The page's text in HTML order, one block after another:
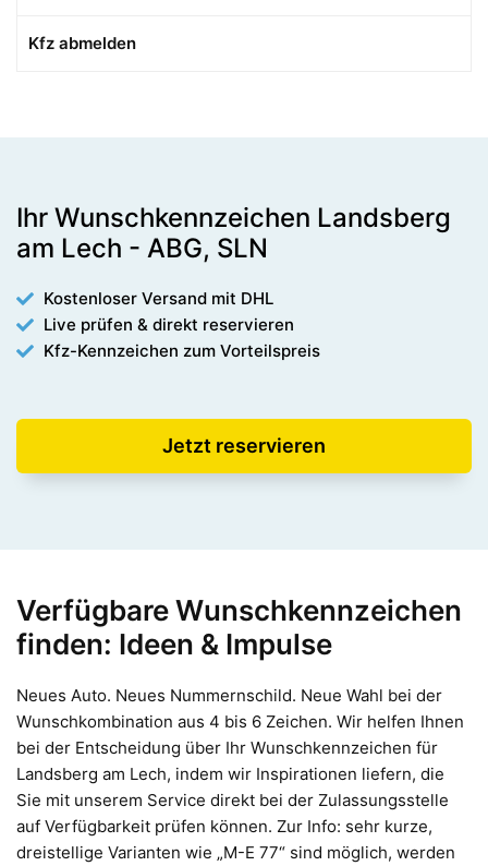
Kfz abmelden
Ihr Wunschkennzeichen Landsberg
am Lech - ABG, SLN
Kostenloser Versand mit DHL
Live prüfen & direkt reservieren
Kfz-Kennzeichen zum Vorteilspreis
Jetzt reservieren
Verfügbare Wunschkennzeichen
finden: Ideen & Impulse
Neues Auto. Neues Nummernschild. Neue Wahl bei der
Wunschkombination aus 4 bis 6 Zeichen. Wir helfen Ihnen
bei der Entscheidung über Ihr Wunschkennzeichen für
Landsberg am Lech, indem wir Inspirationen liefern, die
Sie mit unserem Service direkt bei der Zulassungsstelle
auf Verfügbarkeit prüfen können. Zur Info: sehr kurze,
dreistellige Varianten wie „M-E 77“ sind möglich, werden